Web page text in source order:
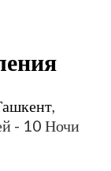
,
- 10 Ночи